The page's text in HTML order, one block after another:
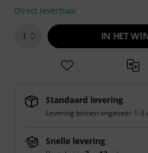
Direct leverbaar
1 IN HET
Standaard levering
Levering binnen ongeveer 1-3
Snelle levering